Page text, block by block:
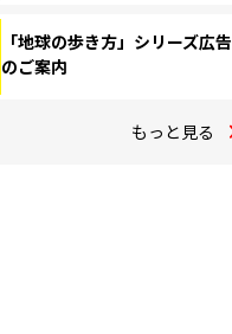
「地球の歩き方」シリーズ広告
のご案内
もっと見る